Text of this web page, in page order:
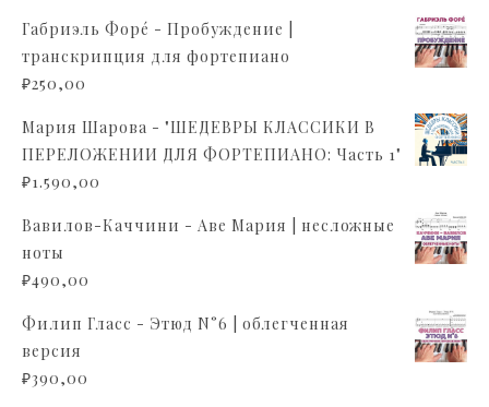
Габриэль Форé - Пробуждение |
транскрипция для фортепиано
₽250,00
Мария Шарова - "ШЕДЕВРЫ КЛАССИКИ В
ПЕРЕЛОЖЕНИИ ДЛЯ ФОРТЕПИАНО: Часть 1"
₽1.590,00
Вавилов-Каччини - Аве Мария | несложные
ноты
₽490,00
Филип Гласс - Этюд N°6 | облегченная
версия
₽390,00